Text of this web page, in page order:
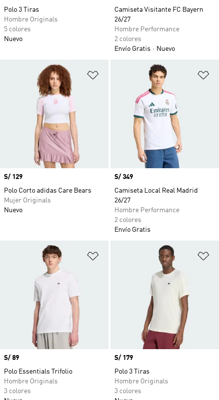
Polo 3 Tiras
Hombre Originals
5 colores
Nuevo
Camiseta Visitante FC Bayern
26/27
Hombre Performance
2 colores
Envío Gratis
Nuevo
Añadir a la lista de deseos
Precio
S/ 129
Polo Corto adidas Care Bears
Mujer Originals
Nuevo
Precio
S/ 349
Camiseta Local Real Madrid
26/27
Hombre Performance
2 colores
Envío Gratis
Añadir a la lista de deseos
Precio
S/ 89
Polo Essentials Trifolio
Hombre Originals
3 colores
Precio
S/ 179
Polo 3 Tiras
Hombre Originals
3 colores